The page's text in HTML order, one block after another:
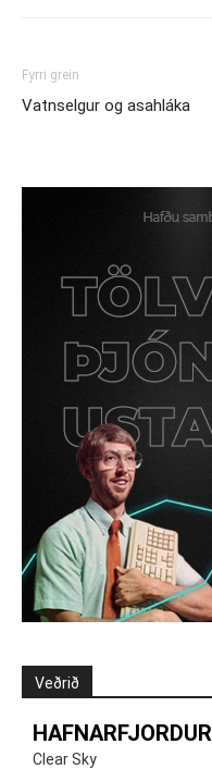
Fyrri grein
Vatnselgur og asahláka
Veðrið
HAFNARFJORDUR
Clear Sky